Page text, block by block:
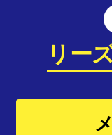
リー